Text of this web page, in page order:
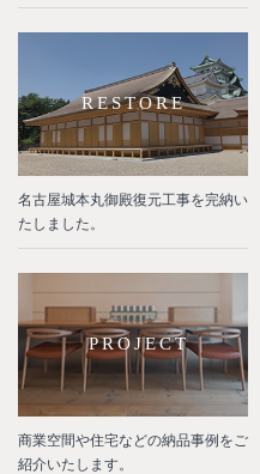
RESTORE
名古屋城本丸御殿復元工事を完納い
たしました。
PROJECT
商業空間や住宅などの納品事例をご
紹介いたします。